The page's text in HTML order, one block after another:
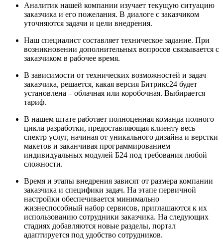
Аналитик нашей компании изучает текущую ситуацию
заказчика и его пожелания. В диалоге с заказчиком
уточняются задачи и цели внедрения.
Наш специалист составляет техническое задание. При
возникновении дополнительных вопросов связывается с
заказчиком в рабочее время.
В зависимости от технических возможностей и задач
заказчика, решается, какая версия Битрикс24 будет
установлена – облачная или коробочная. Выбирается
тариф.
В нашем штате работает полноценная команда полного
цикла разработки, предоставляющая клиенту весь
спектр услуг, начиная от уникального дизайна и верстки
макетов и заканчивая программированием
индивидуальных модулей Б24 под требования любой
сложности.
Время и этапы внедрения зависят от размера компании
заказчика и специфики задач. На этапе первичной
настройки обеспечивается минимально
жизнеспособный набор сервисов, приглашаются к их
использованию сотрудники заказчика. На следующих
стадиях добавляются новые разделы, портал
адаптируется под удобство сотрудников.